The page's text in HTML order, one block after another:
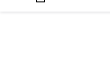
Accueil